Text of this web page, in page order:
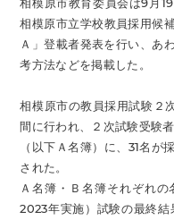
相模原市立学校教員採用候
Ａ」登載者発表を行い、あ
考方法などを掲載した。
相模原市の教員採用試験２
間に行われ、２次試験受験
（以下Ａ名簿）に、31名
された。
Ａ名簿・Ｂ名簿それぞれ
2023年実施）試験の最終